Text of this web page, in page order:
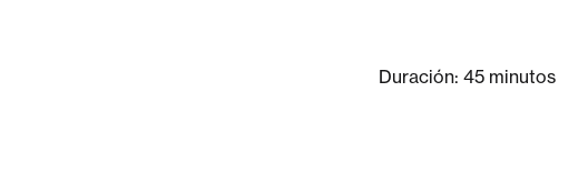
Duración: 45 minutos